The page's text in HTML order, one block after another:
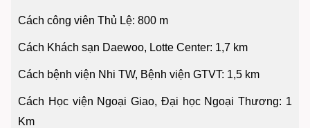
Cách công viên Thủ Lệ: 800 m
Cách Khách sạn Daewoo, Lotte Center: 1,7 km
Cách bệnh viện Nhi TW, Bệnh viện GTVT: 1,5 km
Cách Học viện Ngoại Giao, Đại học Ngoại Thương: 1
Km